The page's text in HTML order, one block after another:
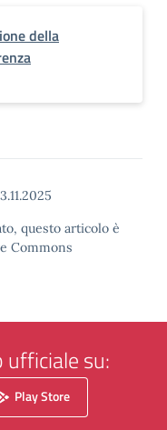
della
questo articolo è
Commons
ufficiale su:
Play Store